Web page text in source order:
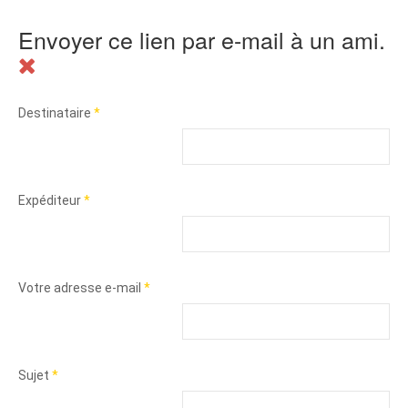
Envoyer ce lien par e-mail à un ami.
Destinataire *
Expéditeur*
Votre adresse e-mail *
Sujet *